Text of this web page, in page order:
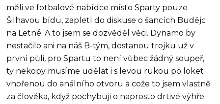
měli ve fotbalové nabídce místo Sparty pouze
Šilhavou bídu, zapletl do diskuse o šancích Budějc
na Letné. A to jsem se dozvěděl věci. Dynamo by
nestačilo ani na náš B-tým, dostanou trojku už v
první půli, pro Spartu to není vůbec žádný soupeř,
ty nekopy musíme udělat i s levou rukou po loket
vnořenou do análního otvoru a cože to jsem vlastně
za člověka, když pochybuji o naprosto drtivé výhře